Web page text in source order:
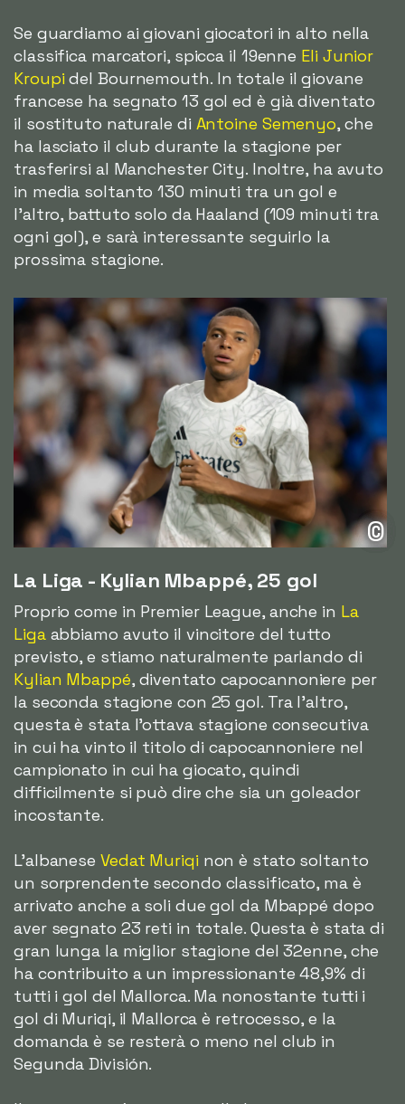
Se guardiamo ai giovani giocatori in alto nella
classifica marcatori, spicca il 19enne Eli Junior
Kroupi del Bournemouth. In totale il giovane
francese ha segnato 13 gol ed è già diventato
il sostituto naturale di Antoine Semenyo, che
ha lasciato il club durante la stagione per
trasferirsi al Manchester City. Inoltre, ha avuto
in media soltanto 130 minuti tra un gol e
l'altro, battuto solo da Haaland (109 minuti tra
ogni gol), e sarà interessante seguirlo la
prossima stagione.
©
La Liga - Kylian Mbappé, 25 gol
Proprio come in Premier League, anche in La
Ligaabbiamo avuto il vincitore del tutto
previsto, e stiamo naturalmente parlando di
Kylian Mbappé, diventato capocannoniere per
la seconda stagione con 25 gol. Tra l'altro,
questa è stata l'ottava stagione consecutiva
in cui ha vinto il titolo di capocannoniere nel
campionato in cui ha giocato, quindi
difficilmente si può dire che sia un goleador
incostante.
L'albanese Vedat Muriqi non è stato soltanto
un sorprendente secondo classificato, ma è
arrivato anche a soli due gol da Mbappé dopo
aver segnato 23 reti in totale. Questa è stata di
gran lunga la miglior stagione del 32enne, che
ha contribuito a un impressionante 48,9% di
tutti i gol del Mallorca. Ma nonostante tutti i
gol di Muriqi, il Mallorca è retrocesso, e la
domanda è se resterà o meno nel club in
Segunda División.